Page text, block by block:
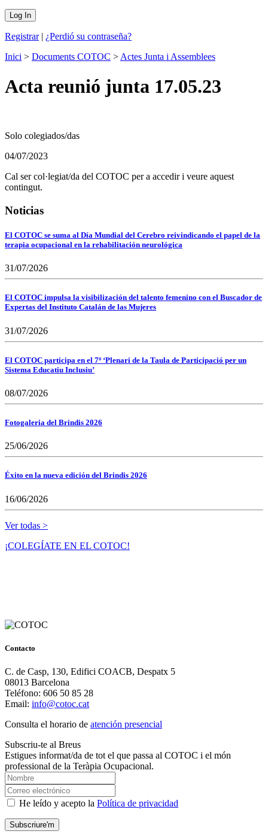
Registrar| ¿Perdió su contraseña?
Inici > Documents COTOC > Actes Junta i Assemblees
Acta reunió junta 17.05.23
Solo colegiados/das
04/07/2023
Cal ser col·legiat/da del COTOC per a accedir i veure aquest
contingut.
Noticias
El COTOC se suma al Día Mundial del Cerebro reivindicando el papel de la
terapia ocupacional en la rehabilitación neurológica
31/07/2026
El COTOC impulsa la visibilización del talento femenino con el Buscador de
Expertas del Instituto Catalán de las Mujeres
31/07/2026
El COTOC participa en el 7º ‘Plenari de la Taula de Participació per un
Sistema Educatiu Inclusiu’
08/07/2026
Fotogaleria del Brindis 2026
25/06/2026
Éxito en la nueva edición del Brindis 2026
16/06/2026
Ver todas >
¡COLEGÍATE EN EL COTOC!
Contacto
C. de Casp, 130, Edifici COACB, Despatx 5
08013 Barcelona
Teléfono: 606 50 85 28
Email: info@cotoc.cat
Consulta el horario de atención presencial
Subscriu-te al Breus
Estigues informat/da de tot el que passa al COTOC i el món
professional de la Teràpia Ocupacional.
He leído y acepto la Política de privacidad